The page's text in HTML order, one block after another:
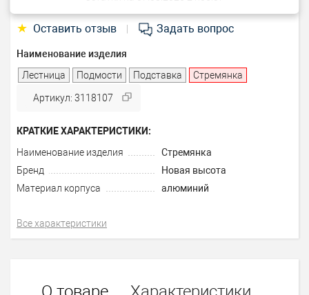
★ Оставить отзыв Задать вопрос
Наименование изделия
Лестница
Подмости Подставка Стремянка
Артикул: 3118107
КРАТКИЕ ХАРАКТЕРИСТИКИ:
Наименование изделия
Стремянка
Бренд
Новая высота
Материал корпуса
алюминий
Все характеристики